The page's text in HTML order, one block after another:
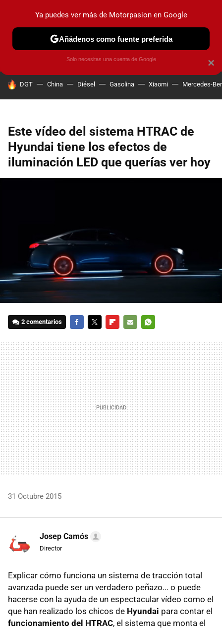
PRUEBAS COCHES ELÉCTRICOS OBSERVATORIO
HOY SE HABLA DE
DGT China Diésel Gasolina Xiaomi Mercedes-
Este vídeo del sistema HTRAC de
Hyundai tiene los efectos de
iluminación LED que querías ver hoy
2 comentarios
MAIL
31 Octubre 2015
Josep Camós
Director
Explicar cómo funciona un sistema de tracción total
avanzada puede ser un verdadero peñazo... o puede
hacerse con la ayuda de un espectacular vídeo como el
que han realizado los chicos de Hyundai para contar el
funcionamiento del HTRAC, el sistema que monta el
×
Ya puedes ver más de Motorpasion en Google
Añádenos como fuente preferida
Solo necesitas una cuenta de Google